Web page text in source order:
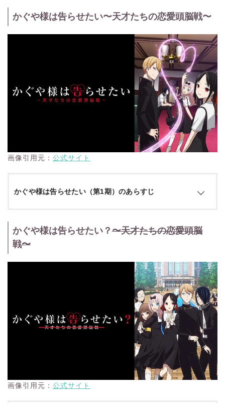
かぐや様は告らせたい〜天才たちの恋愛頭脳戦〜
画像引用元： 公式サイト
かぐや様は告らせたい（第1期）のあらすじ
家柄も人柄も良し!! 将来を期待された秀才が集う秀知院学
ことに、 ”如何に相手に告白させるか”ばかりを考えるように
なってしまった!？ 恋愛は成就するまでが楽しい!! 新感
引用：公式サイト
かぐや様は告らせたい？ 〜天才たちの恋愛頭脳
戦〜
画像引用元： 公式サイト